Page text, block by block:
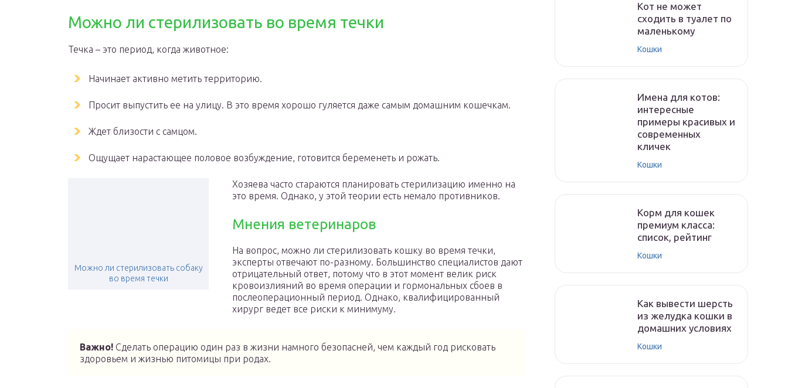
Можно ли стерилизовать во время течки
Течка – это период, когда животное:
Начинает активно метить территорию.
Просит выпустить ее на улицу. В это время хорошо гуляется даже самым домашним кошечкам.
Ждет близости с самцом.
Ощущает нарастающее половое возбуждение, готовится беременеть и рожать.
Можно ли стерилизовать собаку
во время течки
Хозяева часто стараются планировать стерилизацию именно на
это время. Однако, у этой теории есть немало противников.
Мнения ветеринаров
На вопрос, можно ли стерилизовать кошку во время течки,
эксперты отвечают по-разному. Большинство специалистов дают
отрицательный ответ, потому что в этот момент велик риск
кровоизлияний во время операции и гормональных сбоев в
послеоперационный период. Однако, квалифицированный
хирург ведет все риски к минимуму.
Важно! Сделать операцию один раз в жизни намного безопасней, чем каждый год рисковать
здоровьем и жизнью питомицы при родах.
Кот не может
сходить в туалет по
маленькому
Кошки
Имена для котов:
интересные
примеры красивых и
современных
кличек
Кошки
Корм для кошек
премиум класса:
список, рейтинг
Кошки
Как вывести шерсть
из желудка кошки в
домашних условиях
Кошки